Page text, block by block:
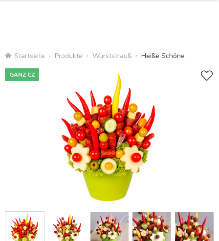
Startseite Produkte Wurststrauß Heiße Schöne
GANZ CZ